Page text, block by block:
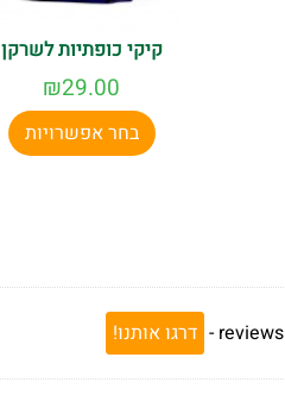
קיקי כופתיות לשרקן
₪29.00
בחר אפשרויות
reviews
- דרגו אותנו!